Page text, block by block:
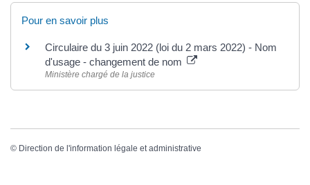
Pour en savoir plus
Circulaire du 3 juin 2022 (loi du 2 mars 2022) - Nom
d'usage - changement de nom
Ministère chargé de la justice
© Direction de l'information légale et administrative